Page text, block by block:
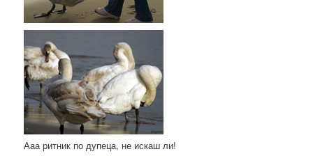
Ааа ритник по дупеца, не искаш ли!